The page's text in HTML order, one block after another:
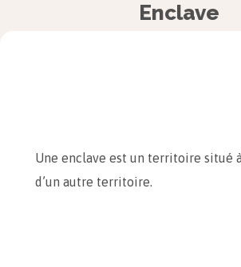
Enclave
Une enclave est un territoire situé
d’un autre territoire.